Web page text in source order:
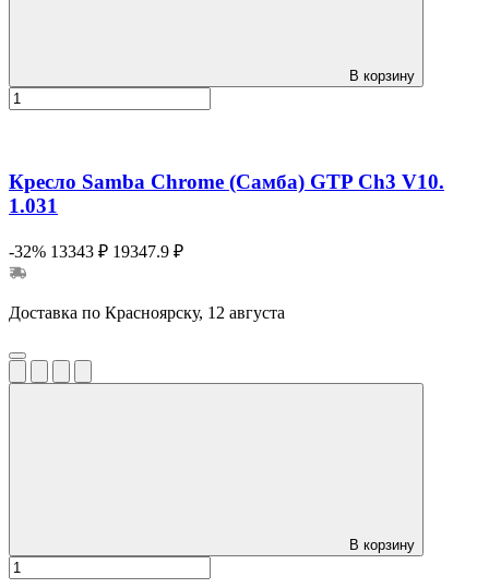
В корзину
Кресло Samba Chrome (Самба) GTP Ch3 V10.
1.031
-32% 13343 ₽ 19347.9 ₽
Доставка по Красноярску, 12 августа
В корзину